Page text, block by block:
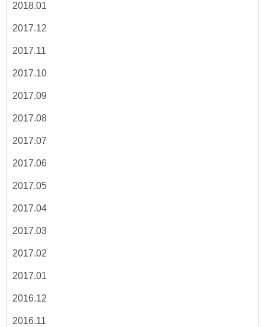
2018.01
2017.12
2017.11
2017.10
2017.09
2017.08
2017.07
2017.06
2017.05
2017.04
2017.03
2017.02
2017.01
2016.12
2016.11